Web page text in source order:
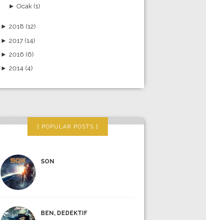
► Ocak (1)
►2018 (12)
►2017 (14)
►2016 (6)
►2014 (4)
POPULAR POSTS
SON
BEN, DEDEKTIF